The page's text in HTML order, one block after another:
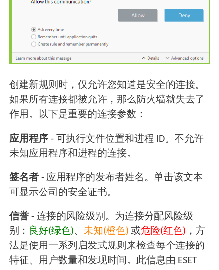
创建新规则时，仅允许您知道是安全的连接。
如果所有连接都被允许，那么防火墙就失去了
作用。以下是重要的连接参数：
应用程序 - 可执行文件位置和进程 ID。不允许
未知应用程序和进程的连接。
签名者 - 应用程序的发布者姓名。单击该文本
可显示公司的安全证书。
信誉 - 连接的风险级别。为连接分配风险级
别：
良好(绿色)、未知(橙色) 或危险(红色) ，方
法是使用一系列启发式规则来检查每个连接的
特征、用户数量和发现时间。此信息由 ESET